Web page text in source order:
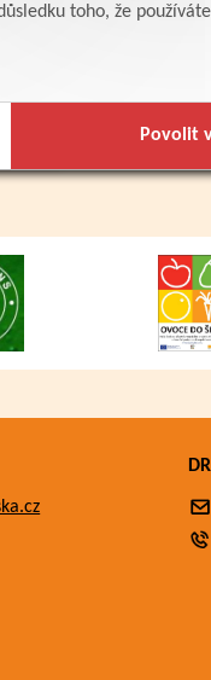
toho, že
Povolit